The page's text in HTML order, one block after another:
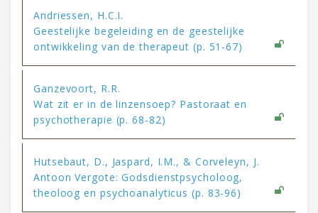
Andriessen, H.C.I.
Geestelijke begeleiding en de geestelijke
ontwikkeling van de therapeut (p. 51-67)
Ganzevoort, R.R.
Wat zit er in de linzensoep? Pastoraat en
psychotherapie (p. 68-82)
Hutsebaut, D., Jaspard, I.M., & Corveleyn, J.
Antoon Vergote: Godsdienstpsycholoog,
theoloog en psychoanalyticus (p. 83-96)